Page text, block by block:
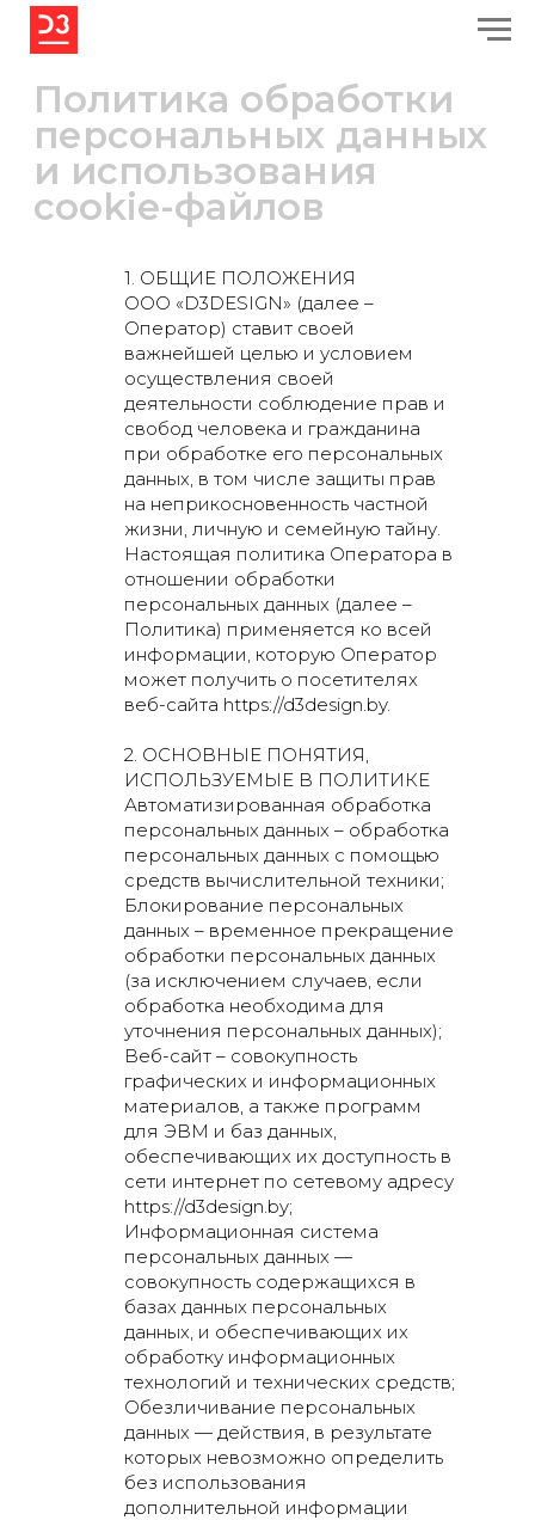
персональных данных
и использования
cookie-файлов
1. ОБЩИЕ ПОЛОЖЕНИЯ
ООО «D3DESIGN» (далее –
Оператор) ставит своей
важнейшей целью и условием
осуществления своей
деятельности соблюдение прав и
свобод человека и гражданина
при обработке его персональных
данных, в том числе защиты прав
на неприкосновенность частной
жизни, личную и семейную тайну.
Настоящая политика Оператора в
отношении обработки
персональных данных (далее –
Политика) применяется ко всей
информации, которую Оператор
может получить о посетителях
веб-сайта https://d3design.by.
2. ОСНОВНЫЕ ПОНЯТИЯ,
ИСПОЛЬЗУЕМЫЕ В ПОЛИТИКЕ
Автоматизированная обработка
персональных данных – обработка
персональных данных с помощью
средств вычислительной техники;
Блокирование персональных
данных – временное прекращение
обработки персональных данных
(за исключением случаев, если
обработка необходима для
уточнения персональных данных);
Веб-сайт – совокупность
графических и информационных
материалов, а также программ
для ЭВМ и баз данных,
обеспечивающих их доступность в
сети интернет по сетевому адресу
https://d3design.by;
Информационная система
персональных данных —
совокупность содержащихся в
базах данных персональных
данных, и обеспечивающих их
обработку информационных
технологий и технических средств;
Обезличивание персональных
данных — действия, в результате
которых невозможно определить
без использования
дополнительной информации